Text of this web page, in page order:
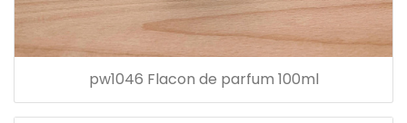
pw1046 Flacon de parfum 100ml